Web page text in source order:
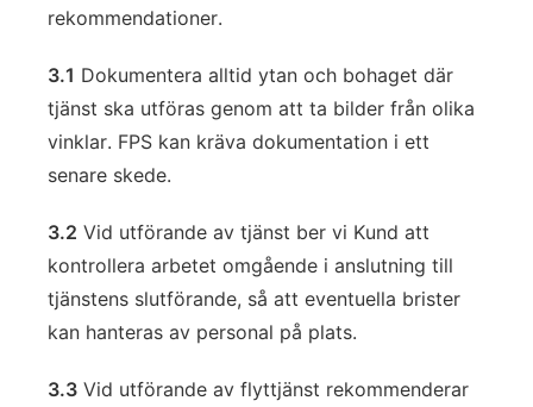
rekommendationer.
3.1 Dokumentera alltid ytan och bohaget där
tjänst ska utföras genom att ta bilder från olika
vinklar. FPS kan kräva dokumentation i ett
senare skede.
3.2 Vid utförande av tjänst ber vi Kund att
kontrollera arbetet omgående i anslutning till
tjänstens slutförande, så att eventuella brister
kan hanteras av personal på plats.
3.3 Vid utförande av flyttjänst rekommenderar